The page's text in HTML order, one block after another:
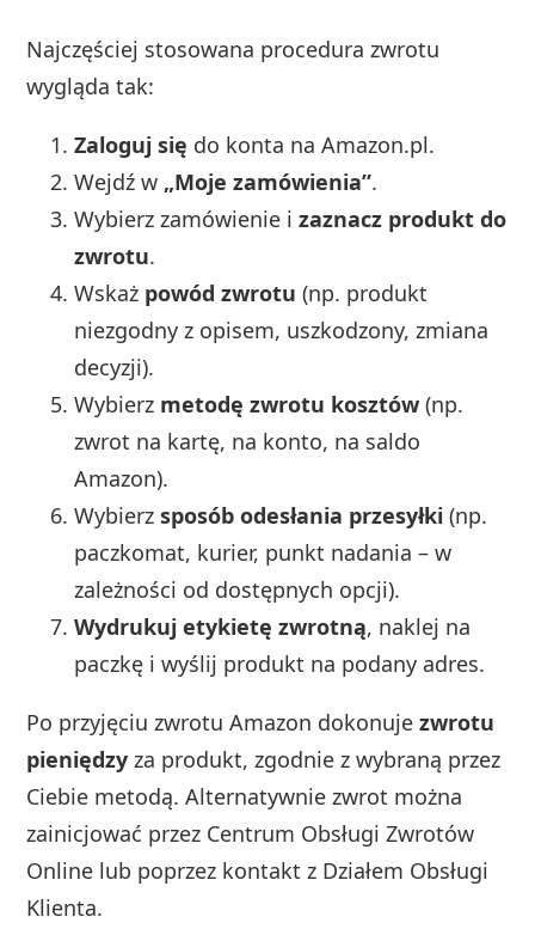
Najczęściej stosowana procedura zwrotu
wygląda tak:
Zaloguj się do konta na Amazon.pl.
Wejdź w „Moje zamówienia”.
Wybierz zamówienie izaznacz produkt do
zwrotu.
Wskaż powód zwrotu (np. produkt
niezgodny z opisem, uszkodzony, zmiana
decyzji).
Wybierz metodę zwrotu kosztów (np.
zwrot na kartę, na konto, na saldo
Amazon).
Wybierzsposób odesłania przesyłki (np.
paczkomat, kurier, punkt nadania – w
zależności od dostępnych opcji).
Wydrukuj etykietę zwrotną, naklej na
paczkę i wyślij produkt na podany adres.
Po przyjęciu zwrotu Amazon dokonujezwrotu
pieniędzy za produkt, zgodnie z wybraną przez
Ciebie metodą. Alternatywnie zwrot można
zainicjować przez Centrum Obsługi Zwrotów
Online lub poprzez kontakt z Działem Obsługi
Klienta.